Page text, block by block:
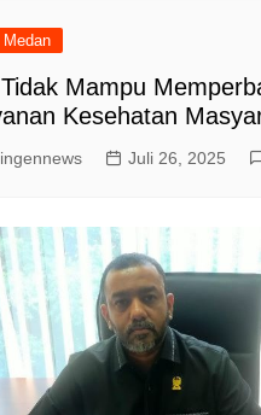
Medan
Mampu
Kesehatan
Juli 26, 2025